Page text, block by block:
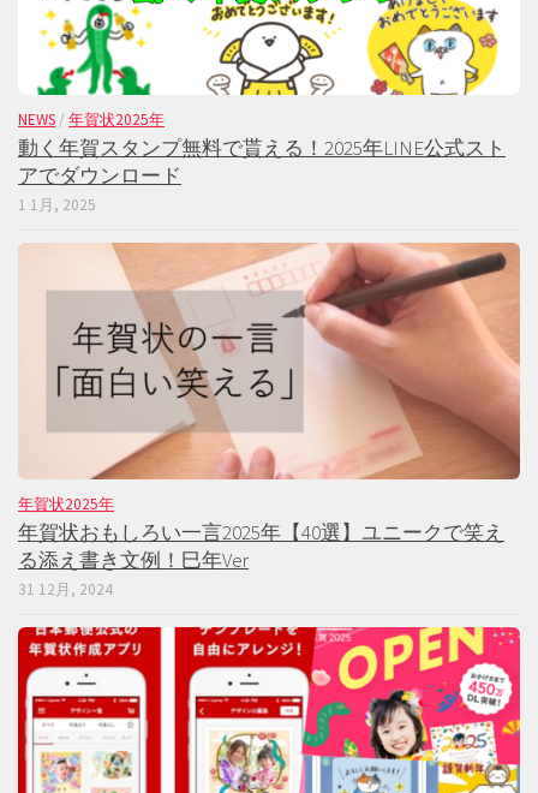
NEWS/ 年賀状2025年
動く年賀スタンプ無料で貰える！2025年LINE公式スト
アでダウンロード
1 1月, 2025
年賀状2025年
年賀状おもしろい一言2025年【40選】ユニークで笑え
る添え書き文例！巳年Ver
31 12月, 2024